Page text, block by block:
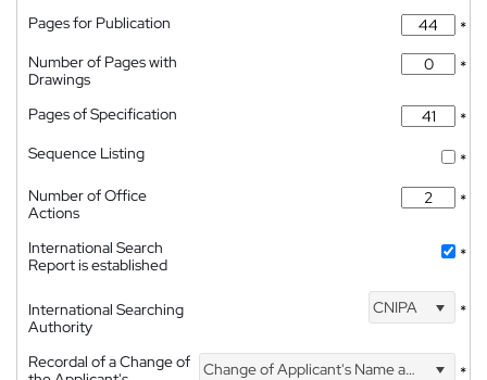
Pages for Publication
*
Number of Pages with
Drawings
*
Pages of Specification
*
Sequence Listing
*
Number of Office
Actions
*
International Search
Report is established
*
International Searching
Authority
CNIPA *
Recordal of a Change of
Change of Applicant's Name and Address *